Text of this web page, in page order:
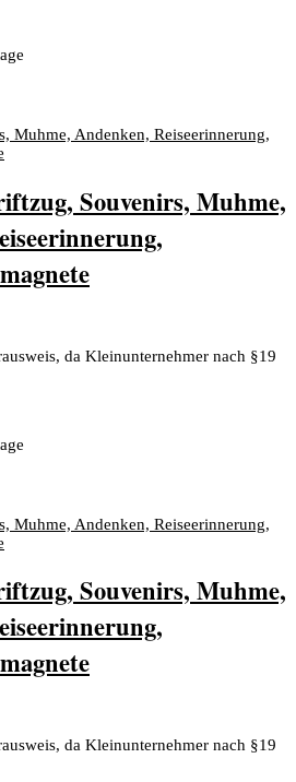
Souvenirs, Muhme,
da Kleinunternehmer nach §19
Souvenirs, Muhme,
da Kleinunternehmer nach §19